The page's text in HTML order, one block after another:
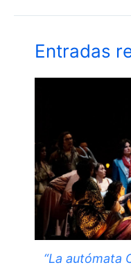
Entradas
“La autómata